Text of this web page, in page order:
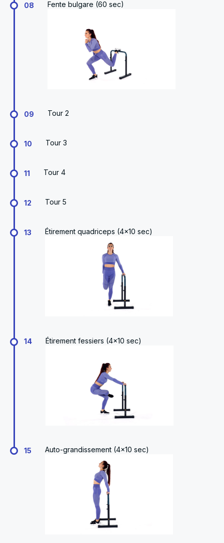
08 Fente bulgare (60 sec)
09 Tour 2
10 Tour 3
11 Tour 4
12 Tour 5
13 Étirement quadriceps (4x10 sec)
14 Étirement fessiers (4x10 sec)
15 Auto-grandissement (4x10 sec)